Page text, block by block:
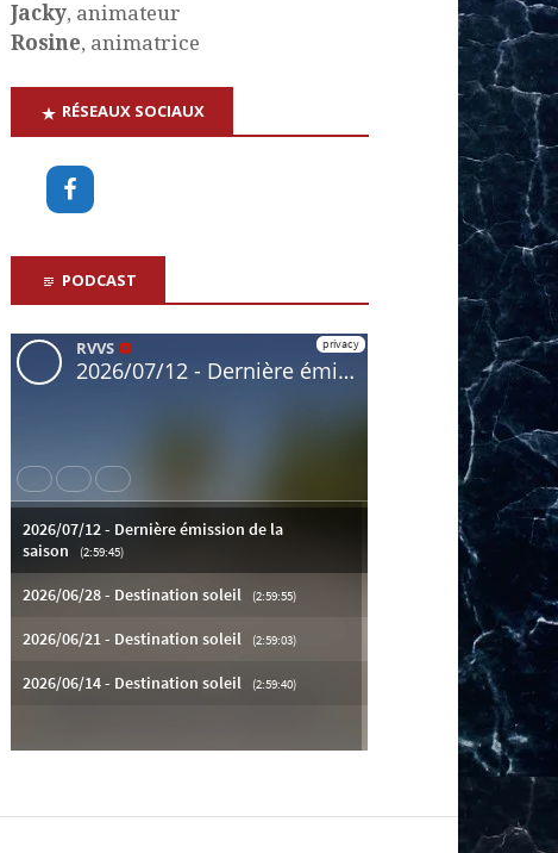
Jacky, animateur
Rosine, animatrice
RÉSEAUX SOCIAUX
PODCAST